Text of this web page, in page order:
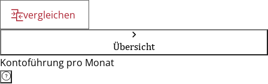
vergleichen
Übersicht
Kontoführung pro Monat